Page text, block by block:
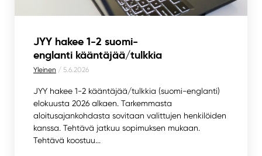
JYY hakee 1-2 suomi-
englanti kääntäjää/tulkkia
Yleinen / 5.6.2026
JYY hakee 1-2 kääntäjää/tulkkia (suomi-englanti)
elokuusta 2026 alkaen. Tarkemmasta
aloitusajankohdasta sovitaan valittujen henkilöiden
kanssa. Tehtävä jatkuu sopimuksen mukaan.
Tehtävä koostuu...